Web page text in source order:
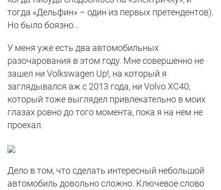
тогда «Дельфин» – один из первых претендентов).
Но было боязно…
У меня уже есть два автомобильных
разочарования в этом году. Мне совершенно не
зашел ни Volkswagen Up!, на который я
заглядывался аж с 2013 года, ни Volvo XC40,
который тоже выглядел привлекательно в моих
глазах ровно до того момента, пока я на нем не
проехал.
Дело в том, что сделать интересный небольшой
автомобиль довольно сложно. Ключевое слово